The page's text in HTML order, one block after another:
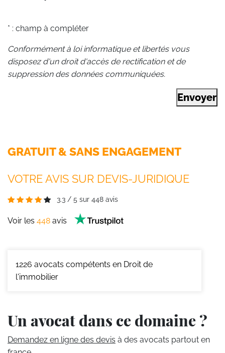
* : champ à compléter
Conformément à loi informatique et libertés vous
disposez d'un droit d'accès de rectification et de
suppression des données communiquées.
Envoyer
GRATUIT & SANS ENGAGEMENT
VOTRE AVIS SUR DEVIS-JURIDIQUE
3.3 / 5 sur 448 avis
Voir les 448 avis
1226 avocats compétents en Droit de
l'immobilier
Un avocat dans ce domaine ?
Demandez en ligne des devis à des avocats partout en